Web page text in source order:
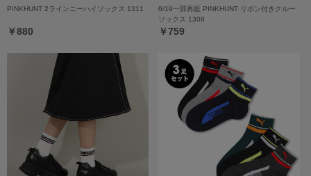
PINKHUNT 2ラインニーハイソックス 1311
￥880
6/19一部再販 PINKHUNT リボン付きクルー
ソックス 1308
￥759